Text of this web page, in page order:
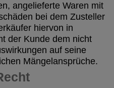
angelieferte Waren mit
bei dem Zusteller
hiervon in
der Kunde dem nicht
auf seine
Mängelansprüche.